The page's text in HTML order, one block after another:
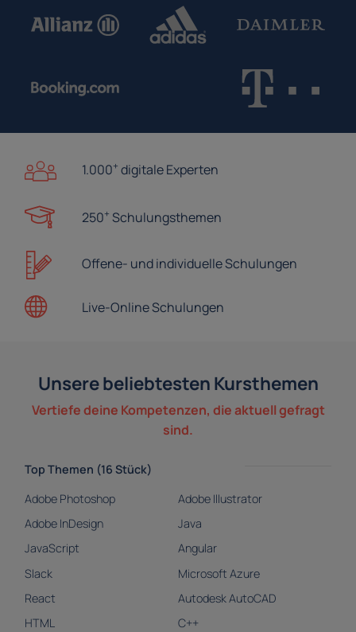
1.000+ digitale Experten
250+ Schulungsthemen
Offene- undindividuelle Schulungen
Live-OnlineSchulungen
Unsere beliebtesten Kursthemen
Vertiefe deine Kompetenzen, die aktuell gefragt
sind.
Top Themen (16 Stück)
Adobe Photoshop
Adobe Illustrator
Adobe InDesign
Java
JavaScript
Angular
Slack
Microsoft Azure
React
Autodesk AutoCAD
HTML
C++